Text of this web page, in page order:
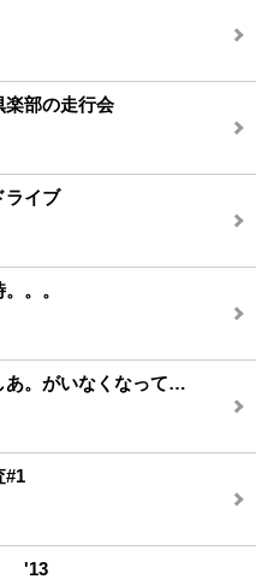
楽部の走行会
ライブ
。。
あ。がいなくなって…
#1
'13